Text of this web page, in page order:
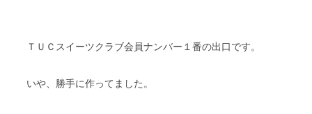
ＴＵＣスイーツクラブ会員ナンバー１番の出口です。
いや、勝手に作ってました。